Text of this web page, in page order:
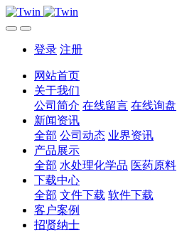
登录 注册
网站首页
关于我们
公司简介 在线留言 在线询盘
新闻资讯
全部 公司动态 业界资讯
产品展示
全部 水处理化学品 医药原料
下载中心
全部 文件下载 软件下载
客户案例
招贤纳士